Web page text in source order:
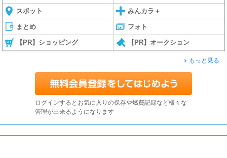
スポット みんカラ＋
まとめ フォト
【PR】ショッピング 【PR】オークション
もっと見る
ログインするとお気に入りの保存や燃費記録など様々な
管理が出来るようになります